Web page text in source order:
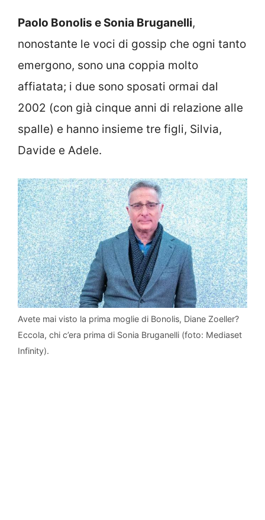
Paolo Bonolis e Sonia Bruganelli,
nonostante le voci di gossip che ogni tanto
emergono, sono una coppia molto
affiatata; i due sono sposati ormai dal
2002 (con già cinque anni di relazione alle
spalle) e hanno insieme tre figli, Silvia,
Davide e Adele.
Avete mai visto la prima moglie di Bonolis, Diane Zoeller?
Eccola, chi c’era prima di Sonia Bruganelli (foto: Mediaset
Infinity).